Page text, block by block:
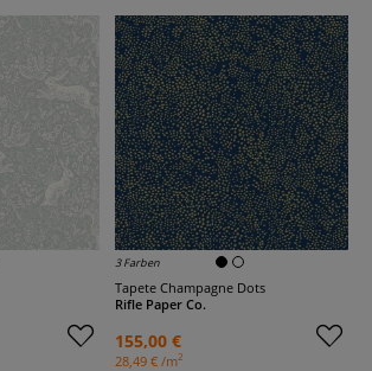
3 Farben
Tapete Champagne Dots
Rifle Paper Co.
155,00 €
28,49 € /m2